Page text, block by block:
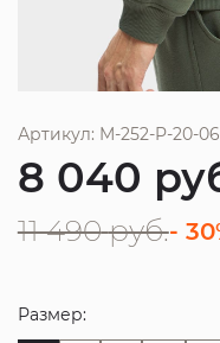
Артикул: M-252-P-20-
8 040
11 490 руб.-
Размер: